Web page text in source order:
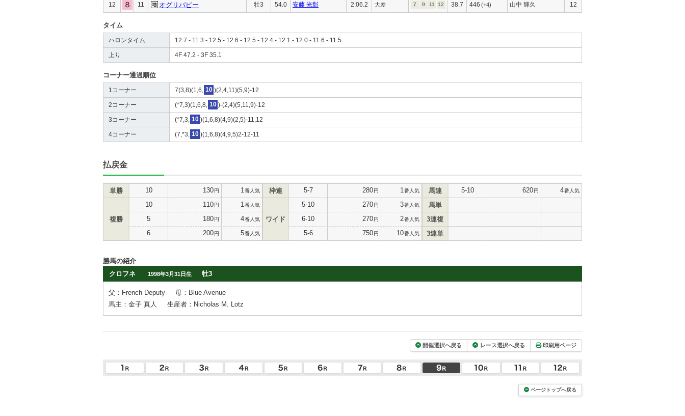
12 11 オグリパピー 牡3 54.0 安藤 光彰 2:06.2 大差 7 9 11 12 38.7 446 (+4) 山中 輝久 12
タイム
ハロンタイム 12.7 - 11.3 - 12.5 - 12.6 - 12.5 - 12.4 - 12.1 - 12.0 - 11.6 - 11.5
上り 4F 47.2 - 3F 35.1
コーナー通過順位
1コーナー 7(3,8)(1,6, 10 )(2,4,11)(5,9)-12
2コーナー (*7,3)(1,6,8, 10 )-(2,4)(5,11,9)-12
3コーナー (*7,3, 10 )(1,6,8)(4,9)(2,5)-11,12
4コーナー (7,*3, 10 )(1,6,8)(4,9,5)2-12-11
払戻金
単勝 10 130円 1 番人気
複勝
10 110円 1 番人気
5 180円 4番人気
6 200円 5番人気
枠連 5-7 280円 1 番人気
ワイド
5-10 270円 3番人気
6-10 270円 2番人気
5-6 750円 10番人気
馬連 5-10 620円 4番人気
馬単
3連複
3連単
勝馬の紹介
クロフネ
1998年3月31日生 牡3
父：French Deputy
母：Blue Avenue
馬主：金子 真人
生産者：Nicholas M. Lotz
開催選択へ戻る レース選択へ戻る 印刷用ページ
ページトップへ戻る